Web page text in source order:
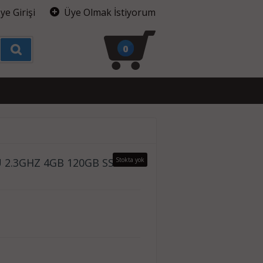
Girişi Üye Olmak İstiyorum
0
Stokta yok
4GB 120GB SSD